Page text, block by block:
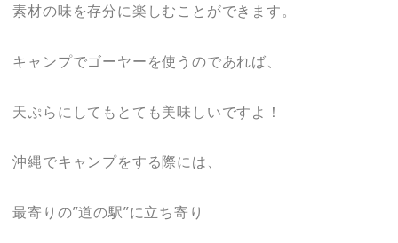
素材の味を存分に楽しむことができます。
キャンプでゴーヤーを使うのであれば、
天ぷらにしてもとても美味しいですよ！
沖縄でキャンプをする際には、
最寄りの”道の駅”に立ち寄り